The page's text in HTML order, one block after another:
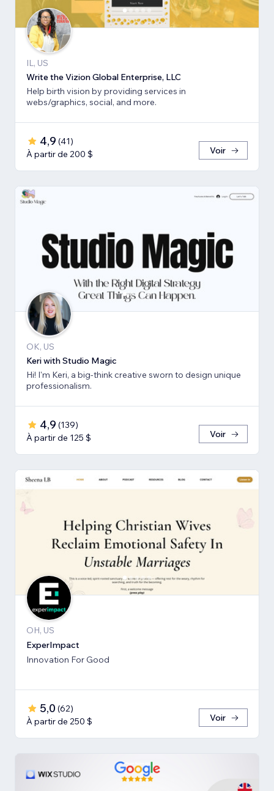
IL, US
Write the Vizion Global Enterprise, LLC
Help birth vision by providing services in
webs/graphics, social, and more.
4,9 (41)
À partir de 200 $
Voir
OK, US
Keri with Studio Magic
Hi! I'm Keri, a big-think creative sworn to design unique
professionalism.
4,9 (139)
À partir de 125 $
Voir
OH, US
ExperImpact
Innovation For Good
5,0 (62)
À partir de 250 $
Voir